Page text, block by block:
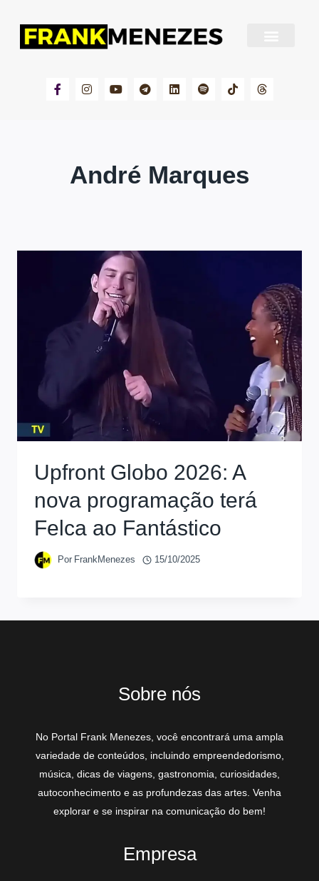
André Marques
Upfront Globo 2026: A
nova programação terá
Felca ao Fantástico
Por FrankMenezes 15/10/2025
Sobre nós
No Portal Frank Menezes, você encontrará uma ampla
variedade de conteúdos, incluindo empreendedorismo,
música, dicas de viagens, gastronomia, curiosidades,
autoconhecimento e as profundezas das artes. Venha
explorar e se inspirar na comunicação do bem!
Empresa